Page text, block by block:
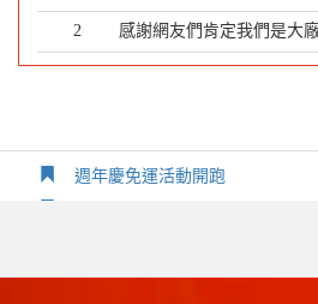
2 感謝網友們肯定我們是大
週年慶免運活動開跑